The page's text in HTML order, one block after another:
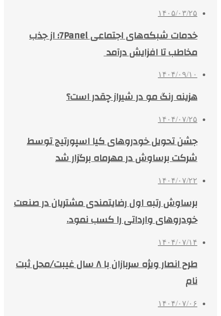
۱۴۰۵/۰۳/۲۵
خدمات شبکه‌های اجتماعی 7Panel؛ از جذب
مخاطب تا افزایش درآمد
۱۴۰۴/۰۹/۱۰
هزینه رنگ مو در شیراز چقدر است؟
۱۴۰۴/۰۷/۲۵
جشن تحویل خودروهای کیا اسپورتیج توسط
شرکت برساوش در مهرماه برگزار شد
۱۴۰۴/۰۷/۲۲
برساوش رتبه اول رضایتمندی مشتریان در صنعت
خودروهای وارداتی را کسب نمود.
۱۴۰۴/۰۷/۱۴
طرح انصار ویژه سربازان با ۸ سال غیبت/محل ثبت
نام
۱۴۰۴/۰۷/۰۶